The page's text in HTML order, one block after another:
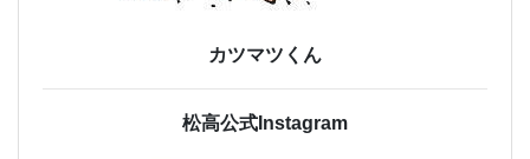
カツマツくん
松高公式Instagram